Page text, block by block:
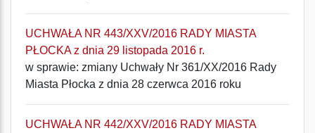
UCHWAŁA NR 443/XXV/2016 RADY MIASTA
PŁOCKA z dnia 29 listopada 2016 r.
w sprawie: zmiany Uchwały Nr 361/XX/2016 Rady
Miasta Płocka z dnia 28 czerwca 2016 roku
UCHWAŁA NR 442/XXV/2016 RADY MIASTA